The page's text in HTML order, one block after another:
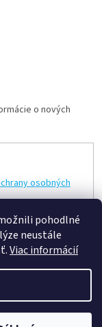
pohodlné
neustále
Viac informácií
o nových
osobných
mileobchod.sk.